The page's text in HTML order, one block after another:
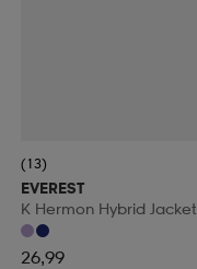
(13)
EVEREST
K Hermon Hybrid Jacket
26,99